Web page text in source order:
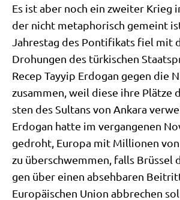
Es ist aber noch ein zwei­ter Krieg
der nicht meta­pho­risch gemeint
Jah­res­tag des Pon­ti­fi­kats fiel mit
Dro­hun­gen des tür­ki­schen
Recep Tayyip Erdo­gan gegen die
zusam­men, weil die­se ihre Plät­ze
sten des Sul­tans von Anka­ra
Erdo­gan hat­te im ver­gan­ge­nen
gedroht, Euro­pa mit Mil­lio­nen
zu über­schwem­men, falls Brüs­sel
gen über einen abseh­ba­ren
Euro­päi­schen Uni­on abbre­chen